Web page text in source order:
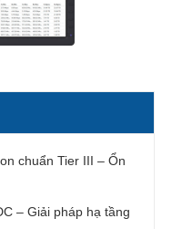
chuẩn Tier III – Ổn
– Giải pháp hạ tầng